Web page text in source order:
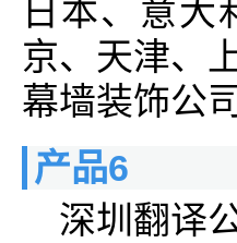
日本、意大
京、天津、
幕墙装饰公
产品6
深圳翻译